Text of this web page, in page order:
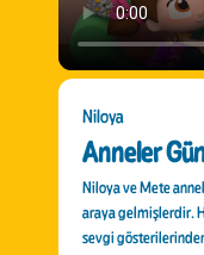
Niloya
Anneler
Niloya ve Mete
araya gelmişlerdir.
sevgi